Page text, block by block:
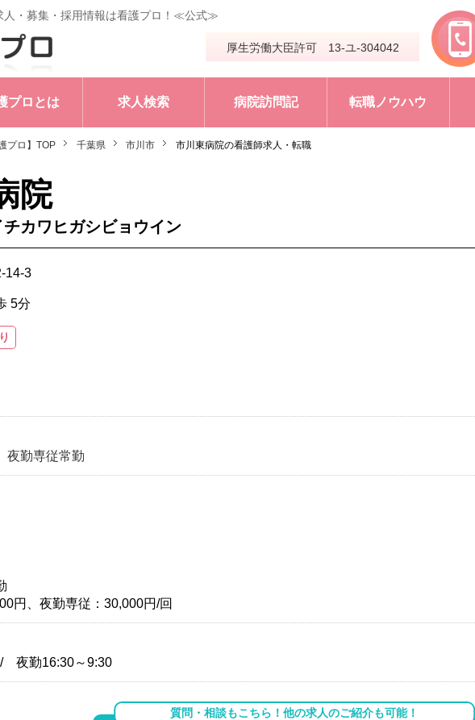
人・募集・採用情報は看護プロ！≪公式≫
厚生労働大臣許可 13-ユ-304042
プロとは 求人検索 病院訪問記 転職ノウハウ
プロ】TOP 千葉県 市川市 市川東病院の看護師求人・転職
院
カワヒガシビョウイン
14-3
5分
夜勤専従常勤
円、夜勤専従：30,000円/回
夜勤16:30～9:30
質問・相談もこちら！他の求人のご紹介も可能！